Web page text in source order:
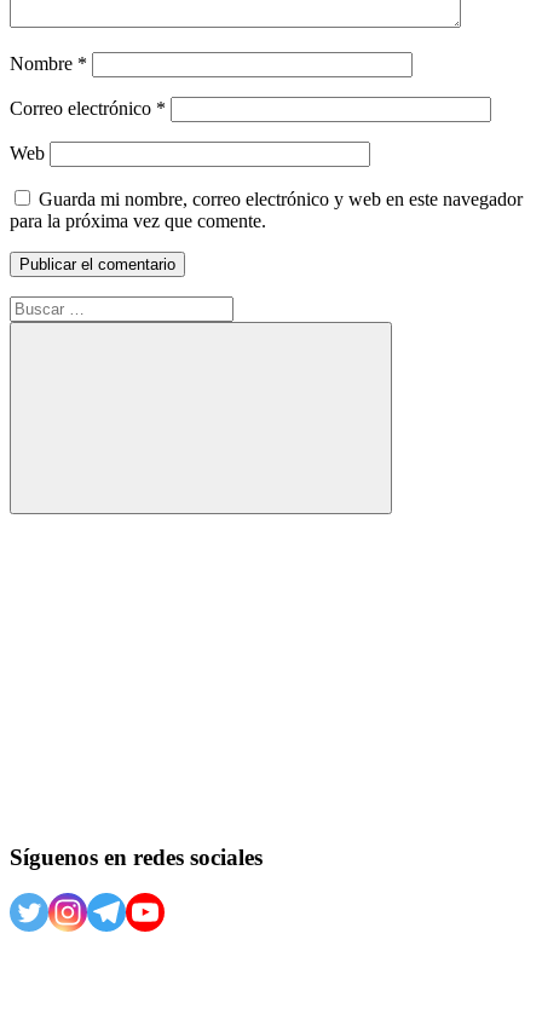
Nombre *
Correo electrónico *
Web
Guarda mi nombre, correo electrónico y web en este navegador
para la próxima vez que comente.
Buscar:
Buscar
Síguenos en redes sociales